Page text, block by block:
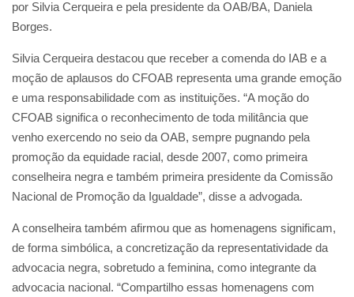
por Silvia Cerqueira e pela presidente da OAB/BA, Daniela
Borges.
Silvia Cerqueira destacou que receber a comenda do IAB e a
moção de aplausos do CFOAB representa uma grande emoção
e uma responsabilidade com as instituições. “A moção do
CFOAB significa o reconhecimento de toda militância que
venho exercendo no seio da OAB, sempre pugnando pela
promoção da equidade racial, desde 2007, como primeira
conselheira negra e também primeira presidente da Comissão
Nacional de Promoção da Igualdade”, disse a advogada.
A conselheira também afirmou que as homenagens significam,
de forma simbólica, a concretização da representatividade da
advocacia negra, sobretudo a feminina, como integrante da
advocacia nacional. “Compartilho essas homenagens com